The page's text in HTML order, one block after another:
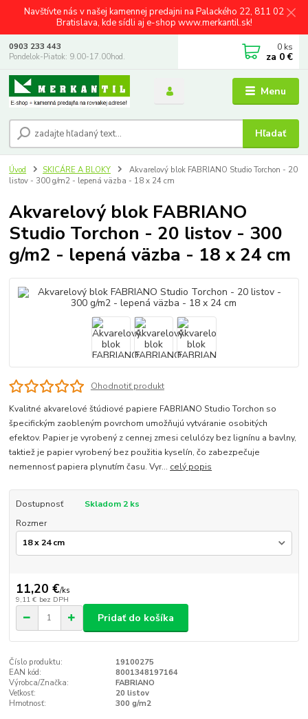
Navštívte nás v našej kamennej predajni na Palackého 22, 811 02
Bratislava, kde sídli aj e-shop www.merkantil.sk!
Menu
Hľadať
0903 233 443
Pondelok-Piatok: 9.00-17.00hod.
0 ks
za 0 €
Úvod SKICÁRE A BLOKY
Akvarelový blok FABRIANO Studio Torchon - 20
listov - 300 g/m2 - lepená väzba - 18 x 24 cm
Akvarelový blok FABRIANO
Studio Torchon - 20 listov - 300
g/m2 - lepená väzba - 18 x 24 cm
Ohodnotiť produkt
Kvalitné akvarelové štúdiové papiere FABRIANO Studio Torchon so
špecifickým zaobleným povrchom umožňujú vytváranie osobitých
efektov. Papier je vyrobený z cennej zmesi celulózy bez lignínu a bavlny,
taktiež je papier vyrobený bez použitia kyselín, čo zabezpečuje
nemennosť papiera plynutím času. Vyr... celý popis
Dostupnosť
Skladom 2 ks
Rozmer
11,20 €/ks
9,11 € bez DPH
Pridať do košíka
Číslo produktu:
19100275
EAN kód:
8001348197164
Výrobca/Značka:
FABRIANO
Veľkosť:
20 listov
Hmotnosť:
300 g/m2